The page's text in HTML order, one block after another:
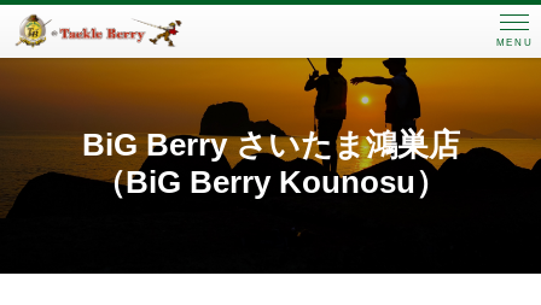
MENU
BiG Berry さいたま鴻巣店
（BiG Berry Kounosu）